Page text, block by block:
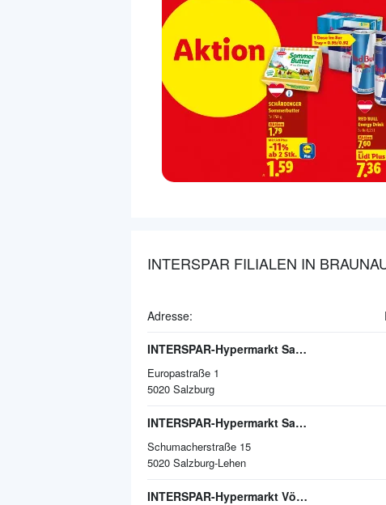
INTERSPAR FILIALEN IN
Adresse:
INTERSPAR-Hypermarkt Salzburg, EUROPARK
Europastraße 1
5020 Salzburg
INTERSPAR-Hypermarkt Salzburg Lehen
Schumacherstraße 15
5020 Salzburg-Lehen
INTERSPAR-Hypermarkt Vöcklabruck, VARENA